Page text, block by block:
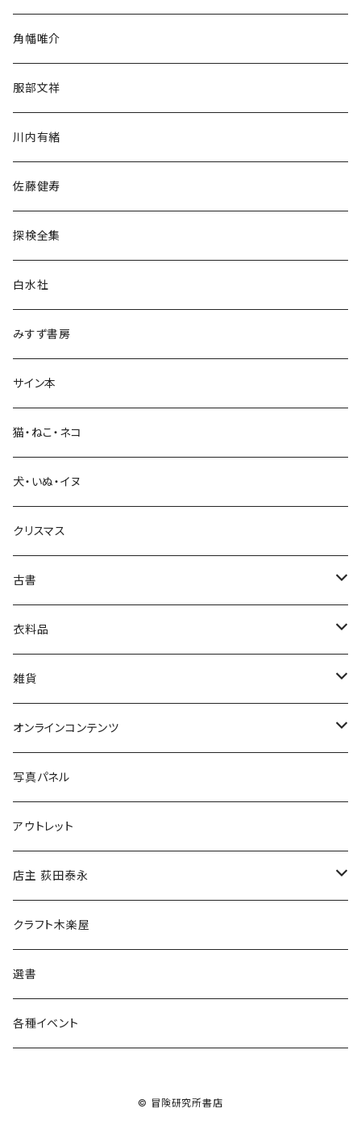
民族・風習
言語・ことば
生活・暮らし
芸術・絵画・写真
絵本・児童書
娯楽・エンターテインメント
角幡唯介
服部文祥
川内有緒
佐藤健寿
探検全集
白水社
みすず書房
サイン本
猫・ねこ・ネコ
犬・いぬ・イヌ
クリスマス
古書
古書セット
美術
衣料品
POLEWARDS
Tシャツ
雑貨
バッグ
ブックカバー
マグカップ
傘
食料品
その他
オンラインコンテンツ
冒険クロストーク
写真パネル
アウトレット
店主 荻田泰永
書籍
ウェア
クラフト木楽屋
選書
各種イベント
© 冒険研究所書店